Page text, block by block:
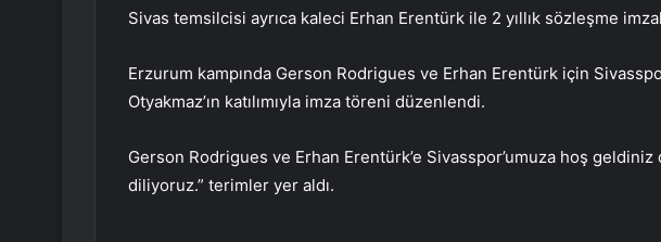
Sivas temsilcisi ayrıca kaleci Erhan Erentürk ile 2 yıllık sözleşme
Erzurum kampında Gerson Rodrigues ve Erhan Erentürk için
Otyakmaz’ın katılımıyla imza töreni düzenlendi.
Gerson Rodrigues ve Erhan Erentürk’e Sivasspor’umuza hoş geldiniz
diliyoruz.” terimler yer aldı.